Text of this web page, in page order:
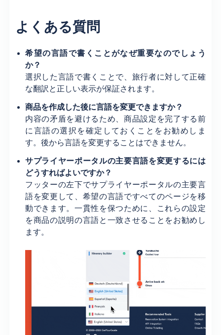
よくある質問
希望の言語で書くことがなぜ重要なのでしょう
か？
選択した言語で書くことで、旅行者に対して正確
な翻訳と正しい表示が保証されます。
商品を作成した後に言語を変更できますか？
内容の矛盾を避けるため、商品設定を完了する前
に言語の選択を確定しておくことをお勧めしま
す。後から言語を変更することはできません。
サプライヤーポータルの主要言語を変更するには
どうすればよいですか？
フッターの左下でサプライヤーポータルの主要言
語を変更して、希望の言語ですべてのページを移
動できます。一貫性を保つために、これらの設定
を商品の説明の言語と一致させることをお勧めし
ます。